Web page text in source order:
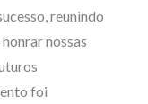
reunindo
nossas
foi